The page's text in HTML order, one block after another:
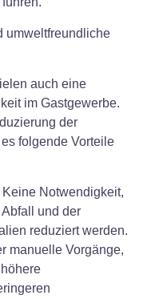
umweltfreundliche
auch eine
im Gastgewerbe.
der
folgende Vorteile
Keine Notwendigkeit,
und der
reduziert werden.
manuelle Vorgänge,